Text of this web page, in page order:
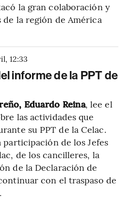
la gran colaboración y
de la región de América
, 12:33
informe de la PPT de
Eduardo Reina, lee el
las actividades que
su PPT de la Celac.
participación de los Jefes
de los cancilleres, la
de la Declaración de
con el traspaso de